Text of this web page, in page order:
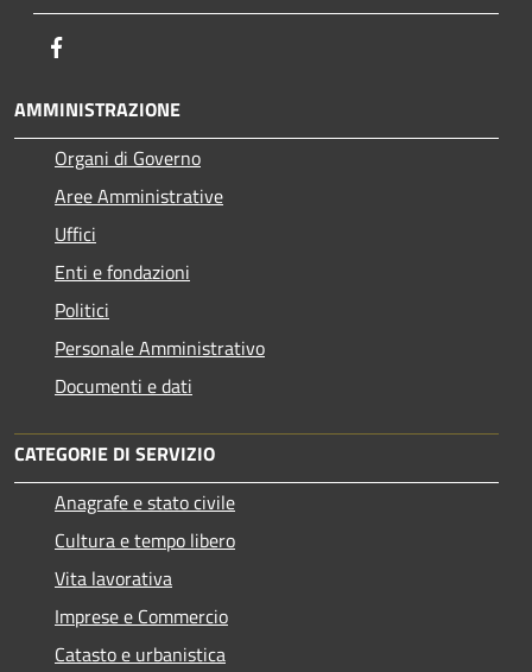
AMMINISTRAZIONE
Organi di Governo
Aree Amministrative
Uffici
Enti e fondazioni
Politici
Personale Amministrativo
Documenti e dati
CATEGORIE DI SERVIZIO
Anagrafe e stato civile
Cultura e tempo libero
Vita lavorativa
Imprese e Commercio
Catasto e urbanistica